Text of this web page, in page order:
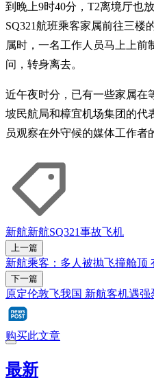
到晚上9时40分，T2离境厅也
SQ321航班乘客家属前往三楼
属时，一名工作人员马上上前
问，转身离去。
近午夜时分，已有一些家属在
坡民航局和樟宜机场集团的代
员观察在外守候的媒体工作者
新航新航SQ321事故飞机
上一篇
新航乘客：多人被抛飞撞舱顶
下一篇
原定伦敦飞我国 新航客机遇
购买此文章
最新